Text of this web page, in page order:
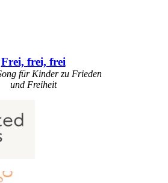
Frei, frei, frei
für Kinder zu Frieden
und Freiheit